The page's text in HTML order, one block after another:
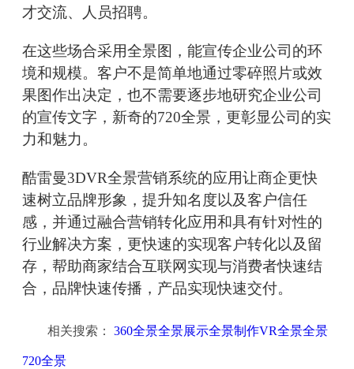
才交流、人员招聘。
在这些场合采用全景图，能宣传企业公司的环
境和规模。客户不是简单地通过零碎照片或效
果图作出决定，也不需要逐步地研究企业公司
的宣传文字，新奇的720全景，更彰显公司的实
力和魅力。
酷雷曼3DVR全景营销系统的应用让商企更快
速树立品牌形象，提升知名度以及客户信任
感，并通过融合营销转化应用和具有针对性的
行业解决方案，更快速的实现客户转化以及留
存，帮助商家结合互联网实现与消费者快速结
合，品牌快速传播，产品实现快速交付。
相关搜索： 360全景全景展示全景制作VR全景全景
720全景